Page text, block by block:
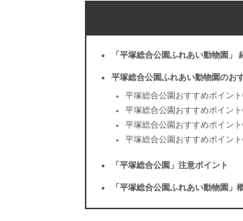
「平塚総合公園ふれあい動物園」
平塚総合公園ふれあい動物園のお
平塚総合公園おすすめポイン
平塚総合公園おすすめポイン
平塚総合公園おすすめポイン
平塚総合公園おすすめポイン
「平塚総合公園」注意ポイント
「平塚総合公園ふれあい動物園」